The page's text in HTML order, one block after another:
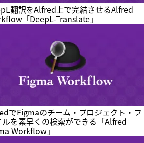
翻訳をAlfred上で完結させるAlfred
「DeepL-Translate」
でFigmaのチーム・プロジェクト・フ
ルを素早くの検索ができる「Alfred
Workflow」